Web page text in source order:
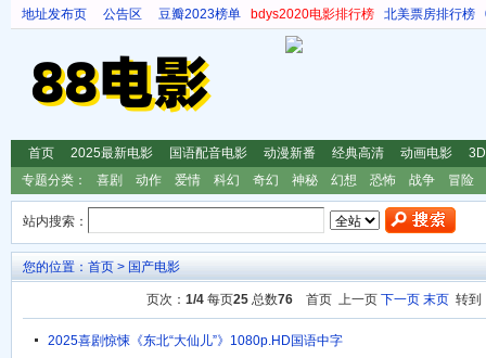
地址发布页 公告区 豆瓣2023榜单 bdys2020电影排行榜 北美票房排行榜
首页 2025最新电影 国语配音电影 动漫新番 经典高清 动画电影
专题分类：
喜剧 动作 爱情 科幻 奇幻 神秘 幻想 恐怖 战争 冒险
站内搜索：
您的位置： 首页 > 国产电影
页次： 1/4 每页25 总数76 首页 上一页 下一页 末页 转
2025喜剧惊悚《东北“大仙儿”》1080p.HD国语中字